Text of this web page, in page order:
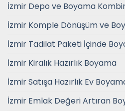
İzmir Depo ve Boyama
İzmir Komple Dönüşüm ve
İzmir Tadilat Paketi İçinde
İzmir Kiralık Hazırlık Boyama
İzmir Satışa Hazırlık Ev
İzmir Emlak Değeri Artıran